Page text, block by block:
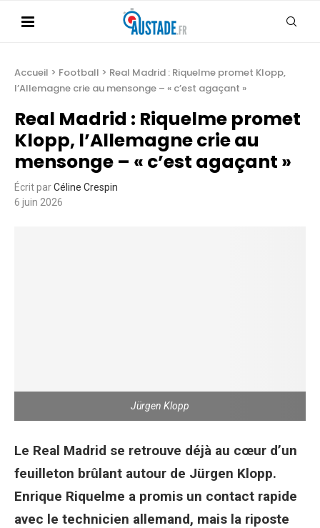
Accueil > Football > Real Madrid : Riquelme promet Klopp,
l’Allemagne crie au mensonge – « c’est agaçant »
Real Madrid : Riquelme promet
Klopp, l’Allemagne crie au
mensonge – « c’est agaçant »
Écrit parCéline Crespin
6 juin 2026
Jürgen Klopp
Le Real Madrid se retrouve déjà au cœur d’un
feuilleton brûlant autour de Jürgen Klopp.
Enrique Riquelme a promis un contact rapide
avec le technicien allemand, mais la riposte